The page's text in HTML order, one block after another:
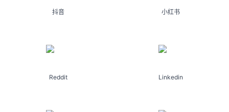
抖音 小红书
Reddit Linkedin